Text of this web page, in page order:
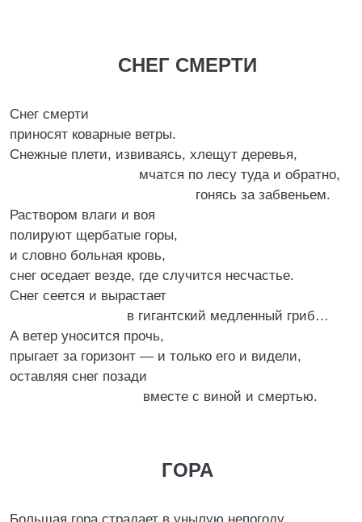
СНЕГ СМЕРТИ
Снег смерти
приносят коварные ветры.
Снежные плети, извиваясь, хлещут деревья,
мчатся по лесу туда и обратно,
гонясь за забвеньем.
Раствором влаги и воя
полируют щербатые горы,
и словно больная кровь,
снег оседает везде, где случится несчастье.
Снег сеется и вырастает
в гигантский медленный гриб…
А ветер уносится прочь,
прыгает за горизонт — и только его и видели,
оставляя снег позади
вместе с виной и смертью.
ГОРА